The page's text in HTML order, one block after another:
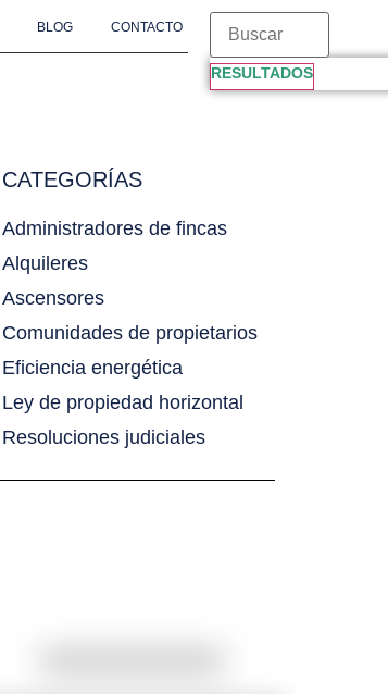
BLOG CONTACTO
RESULTADOS
CATEGORÍAS
Administradores de fincas
Alquileres
Ascensores
Comunidades de propietarios
Eficiencia energética
Ley de propiedad horizontal
Resoluciones judiciales